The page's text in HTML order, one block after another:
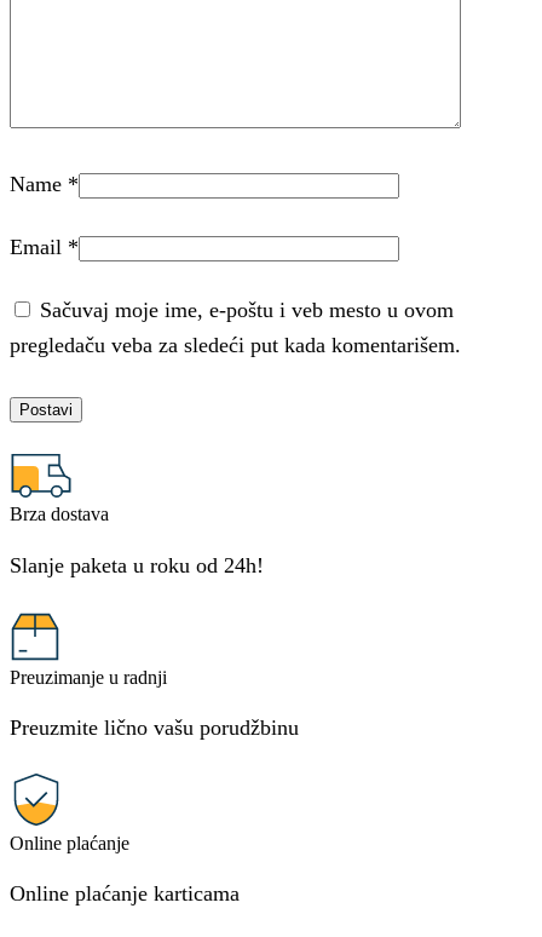
Name *
Email *
Sačuvaj moje ime, e-poštu i veb mesto u ovom
pregledaču veba za sledeći put kada komentarišem.
Brza dostava
Slanje paketa u roku od 24h!
Preuzimanje u radnji
Preuzmite lično vašu porudžbinu
Online plaćanje
Online plaćanje karticama